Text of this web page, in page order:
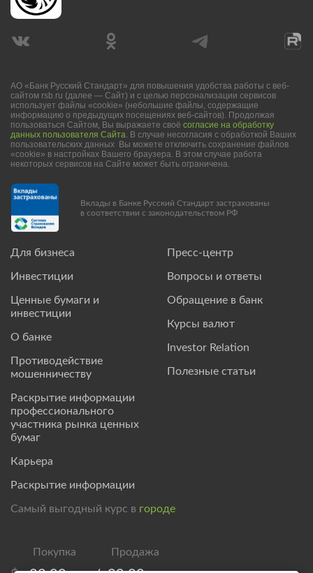
Для бизнеса
Инвестиции
Ценные бумаги и
инвестиции
О банке
Противодействие
мошенничеству
Раскрытие информации
профессионального
участника рынка ценных
бумаг
Карьера
Раскрытие информации
Пресс-центр
Вопросы и ответы
Обращение в банк
Курсы валют
Investor Relation
Полезные статьи
АО «Банк Русский Стандарт» для повышения удобства работы с веб-
сайтом rsb.ru (далее — Сайт) и с целью персонализации сервисов
использует файлы «cookie» (небольшие файлы, содержащие
информацию о предыдущих посещениях веб-сайтов). Продолжая
пользоваться Сайтом, Вы выражаете своё согласие на обработку
данных пользователя Сайта. В случае несогласия с обработкой Ваших
пользовательских данных Вы можете отключить сохранение файлов
«cookie» в настройках Вашего браузера. В этом случае работа
некоторых сервисов на Сайте может быть ограничена.
Вклады в Банке Русский Стандарт застрахованы
в соответствии с законодательством РФ
Самый выгодный курс в городе